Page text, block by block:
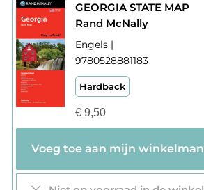
GEORGIA STATE MAP
Rand McNally
Engels |
9780528881183
Hardback
€9,50